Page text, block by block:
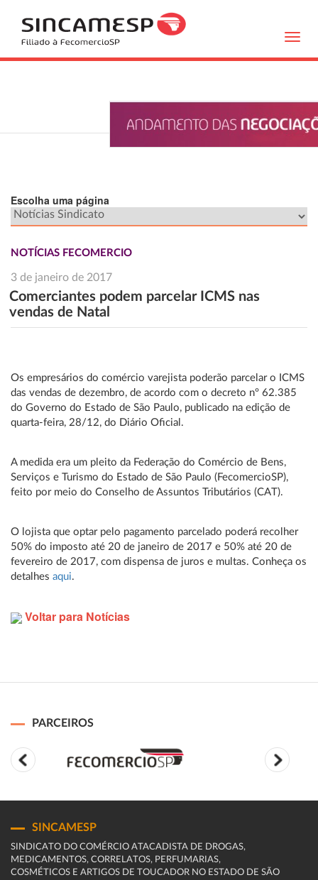
Escolha uma página
NOTÍCIAS FECOMERCIO
3 de janeiro de 2017
Comerciantes podem parcelar ICMS nas
vendas de Natal
Os empresários do comércio varejista poderão parcelar o ICMS
das vendas de dezembro, de acordo com o decreto nº 62.385
do Governo do Estado de São Paulo, publicado na edição de
quarta-feira, 28/12, do Diário Oficial.
A medida era um pleito da Federação do Comércio de Bens,
Serviços e Turismo do Estado de São Paulo (FecomercioSP),
feito por meio do Conselho de Assuntos Tributários (CAT).
O lojista que optar pelo pagamento parcelado poderá recolher
50% do imposto até 20 de janeiro de 2017 e 50% até 20 de
fevereiro de 2017, com dispensa de juros e multas. Conheça os
detalhes aqui.
Voltar para Notícias
PARCEIROS
SINCAMESP
SINDICATO DO COMÉRCIO ATACADISTA DE DROGAS,
MEDICAMENTOS, CORRELATOS, PERFUMARIAS,
COSMÉTICOS E ARTIGOS DE TOUCADOR NO ESTADO DE SÃO